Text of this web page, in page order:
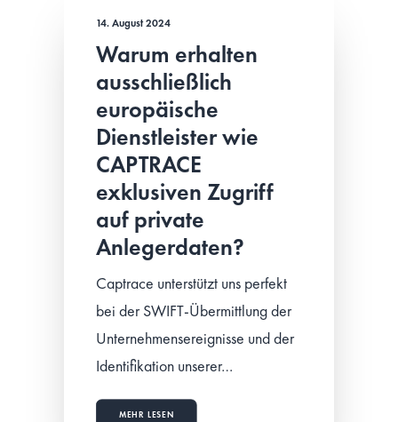
14. August 2024
Warum erhalten
ausschließlich
europäische
Dienstleister wie
CAPTRACE
exklusiven Zugriff
auf private
Anlegerdaten?
Captrace unterstützt uns perfekt
bei der SWIFT-Übermittlung der
Unternehmensereignisse und der
Identifikation unserer…
MEHR LESEN